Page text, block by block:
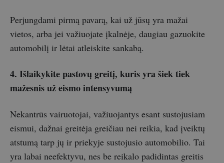
Perjungdami pirmą pavarą, kai už jūsų yra mažai
vietos, arba jei važiuojate įkalnėje, daugiau gazuokite
automobilį ir lėtai atleiskite sankabą.
4. Išlaikykite pastovų greitį, kuris yra šiek tiek
mažesnis už eismo intensyvumą
Nekantrūs vairuotojai, važiuojantys esant sustojusiam
eismui, dažnai greitėja greičiau nei reikia, kad įveiktų
atstumą tarp jų ir priekyje sustojusio automobilio. Tai
yra labai neefektyvu, nes be reikalo padidintas greitis